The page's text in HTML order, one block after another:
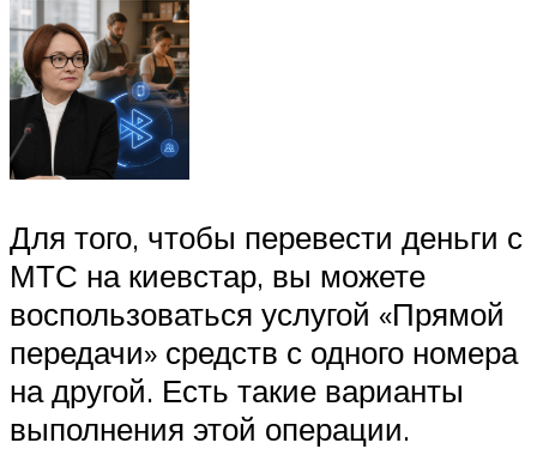
Для того, чтобы перевести деньги с
МТС на киевстар, вы можете
воспользоваться услугой «Прямой
передачи» средств с одного номера
на другой. Есть такие варианты
выполнения этой операции.